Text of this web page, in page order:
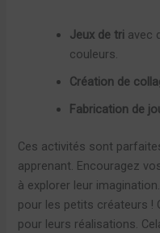
Jeux de tri avec
couleurs.
Création de
Fabrication de
Ces activités sont
apprenant. Encouragez
à explorer leur
pour les petits créateurs !
pour leurs réalisations.